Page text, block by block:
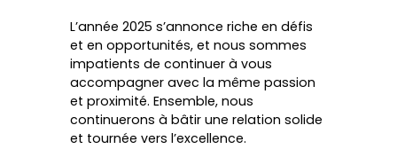
L’année 2025 s’annonce riche en défis
et en opportunités, et nous sommes
impatients de continuer à vous
accompagner avec la même passion
et proximité. Ensemble, nous
continuerons à bâtir une relation solide
et tournée vers l’excellence.